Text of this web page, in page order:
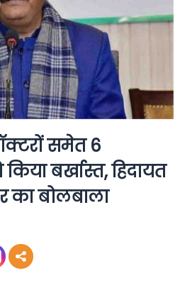
समेत 6
बर्खास्त, हिदायत
का बोलबाला